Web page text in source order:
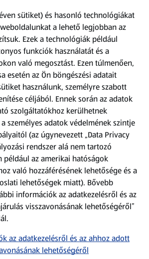
az interneten!
applikációt!
sütiket) és hasonló technológiákat
a lehető legjobban az
Ezek a technológiák például
funkciók használatát és a
való megosztást. Ezen túlmenően,
esetén az Ön böngészési adatait
használunk, személyre szabott
céljából. Ennek során az adatok
szolgáltatókhoz kerülhetnek
személyes adatok védelmének szintje
(az úgynevezett „Data Privacy
rendszer alá nem tartozó
például az amerikai hatóságok
való hozzáférésének lehetősége és a
lehetőségek miatt). Bővebb
információk az adatkezelésről és az
visszavonásának lehetőségéről”
az adatkezelésről és az ahhoz adott
lehetőségéről